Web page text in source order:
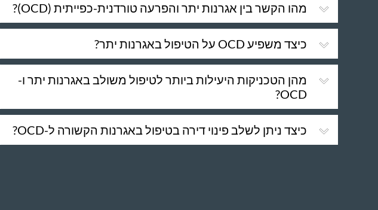
מהו הקשר בין אגרנות יתר והפרעה טורדנית-כפייתית (OCD)?
כיצד משפיע OCD על הטיפול באגרנות יתר?
מהן הטכניקות היעילות ביותר לטיפול משולב באגרנות יתר ו-
OCD?
כיצד ניתן לשלב פינוי דירה בטיפול באגרנות הקשורה ל-OCD?